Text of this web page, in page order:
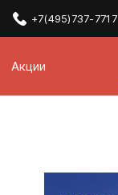
+7(495)737-7717
Акции